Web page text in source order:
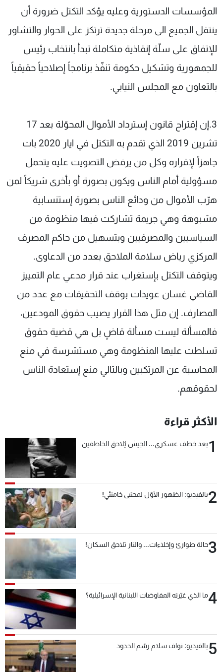
المؤسسات الدستورية وعليه يؤكد التكتل ضرورة أن
ينتقل الجميع الى مرحلة جديدة ترتكز على الحوار والتشاور
للإتفاق على سلّة إنقاذية متكاملة تبدأ بانتخاب رئيس
للجمهورية وتشكيل حكومة تنفّذ برنامجاً إصلاحياً حقيقياً
بالتعاون مع المجلس النيابي.
3.إن إقتراح قانون إسترداد الأموال المحوّلة بعد 17
تشرين 2019 الذي تقدم به التكتل في ايار 2020 بات
جاهزاً لإقراره وكل من يرفض التصويت عليه يتحمل
مسؤولية أمام الناس ويكون بصورة أو بأخرى شريكاً لمن
هرّب الأموال من ودائع الناس بصورة إستنسابية
مشبوهة وهي جريمة تشاركت فيها منظومة من
السياسيين والمصرفيين وبتسهيل من حاكم المصرف
المركزي رياض سلامة الملاحق بعدد من الدعاوى.
ويتوقف التكتل بإستغراب عند قرار مدعي عام التمييز
القاضي غسان عويدات بوقف التحقيقات مع عدد من
المصارف. إن مثل هذا القرار يصيب حقوق المودعين،
فالمسألة ليست مسألة قاضٍ بل هي قضية حقوق
تسلطت عليها المنظومة وهي مستشرسة في منع
المحاسبة عن المرتكبين وبالتالي منع إستعادة الناس
لحقوقهم.
الأكثر قراءة
1بعد خطف عسكري... الجيش يُلاحق الخاطفين
2بالفيديو: الظهور الأوّل لمجتبى خامنئي!
3حالة طوارئ وإخلاءات... والنار تلاحق السكان!
4ما الذي غيّرته المفاوضات اللبنانية الإسرائيلية؟
5بالفيديو: نواف سلام رسّم الحدود